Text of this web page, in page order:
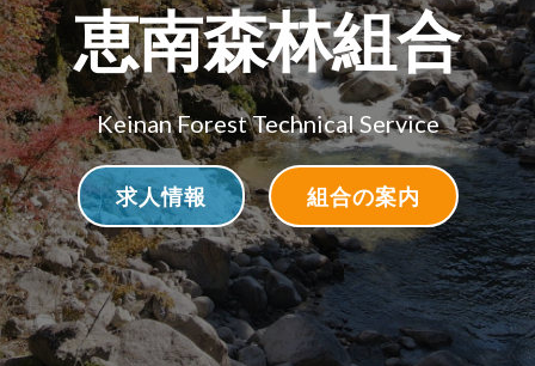
恵南森林組合
Keinan Forest Technical Service
求人情報 組合の案内